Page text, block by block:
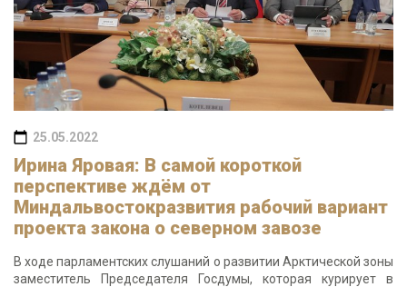
25.05.2022
Ирина Яровая: В самой короткой
перспективе ждём от
Миндальвостокразвития рабочий вариант
проекта закона о северном завозе
В ходе парламентских слушаний о развитии Арктической зоны
заместитель Председателя Госдумы, которая курирует в